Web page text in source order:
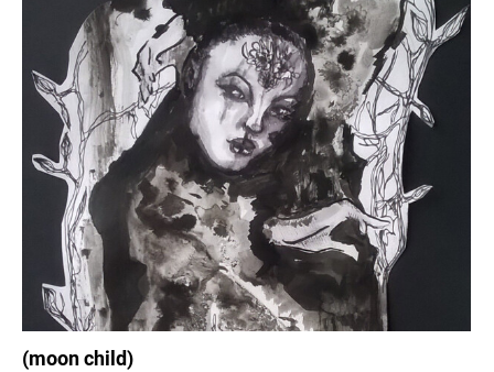
(moon child)